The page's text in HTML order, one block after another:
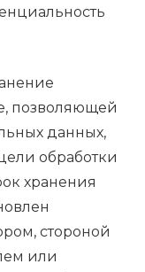
позволяющей
данных,
обработки
хранения
стороной
или